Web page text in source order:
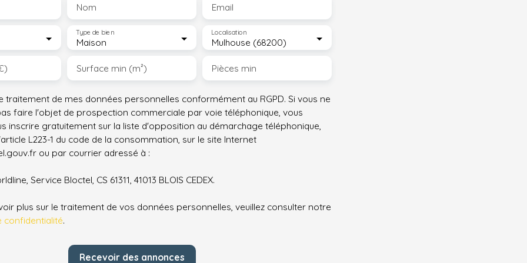
Nom Email
Maison
Type de bien
Mulhouse (68200)
Localisation
Surface min (m²) Pièces min
traitement de mes données personnelles conformément au RGPD. Si vous ne
faire l'objet de prospection commerciale par voie téléphonique, vous
inscrire gratuitement sur la liste d'opposition au démarchage téléphonique,
L223-1 du code de la consommation, sur le site Internet
ou par courrier adressé à :
Service Bloctel, CS 61311, 41013 BLOIS CEDEX.
plus sur le traitement de vos données personnelles, veuillez consulter notre
confidentialité.
Recevoir des annonces